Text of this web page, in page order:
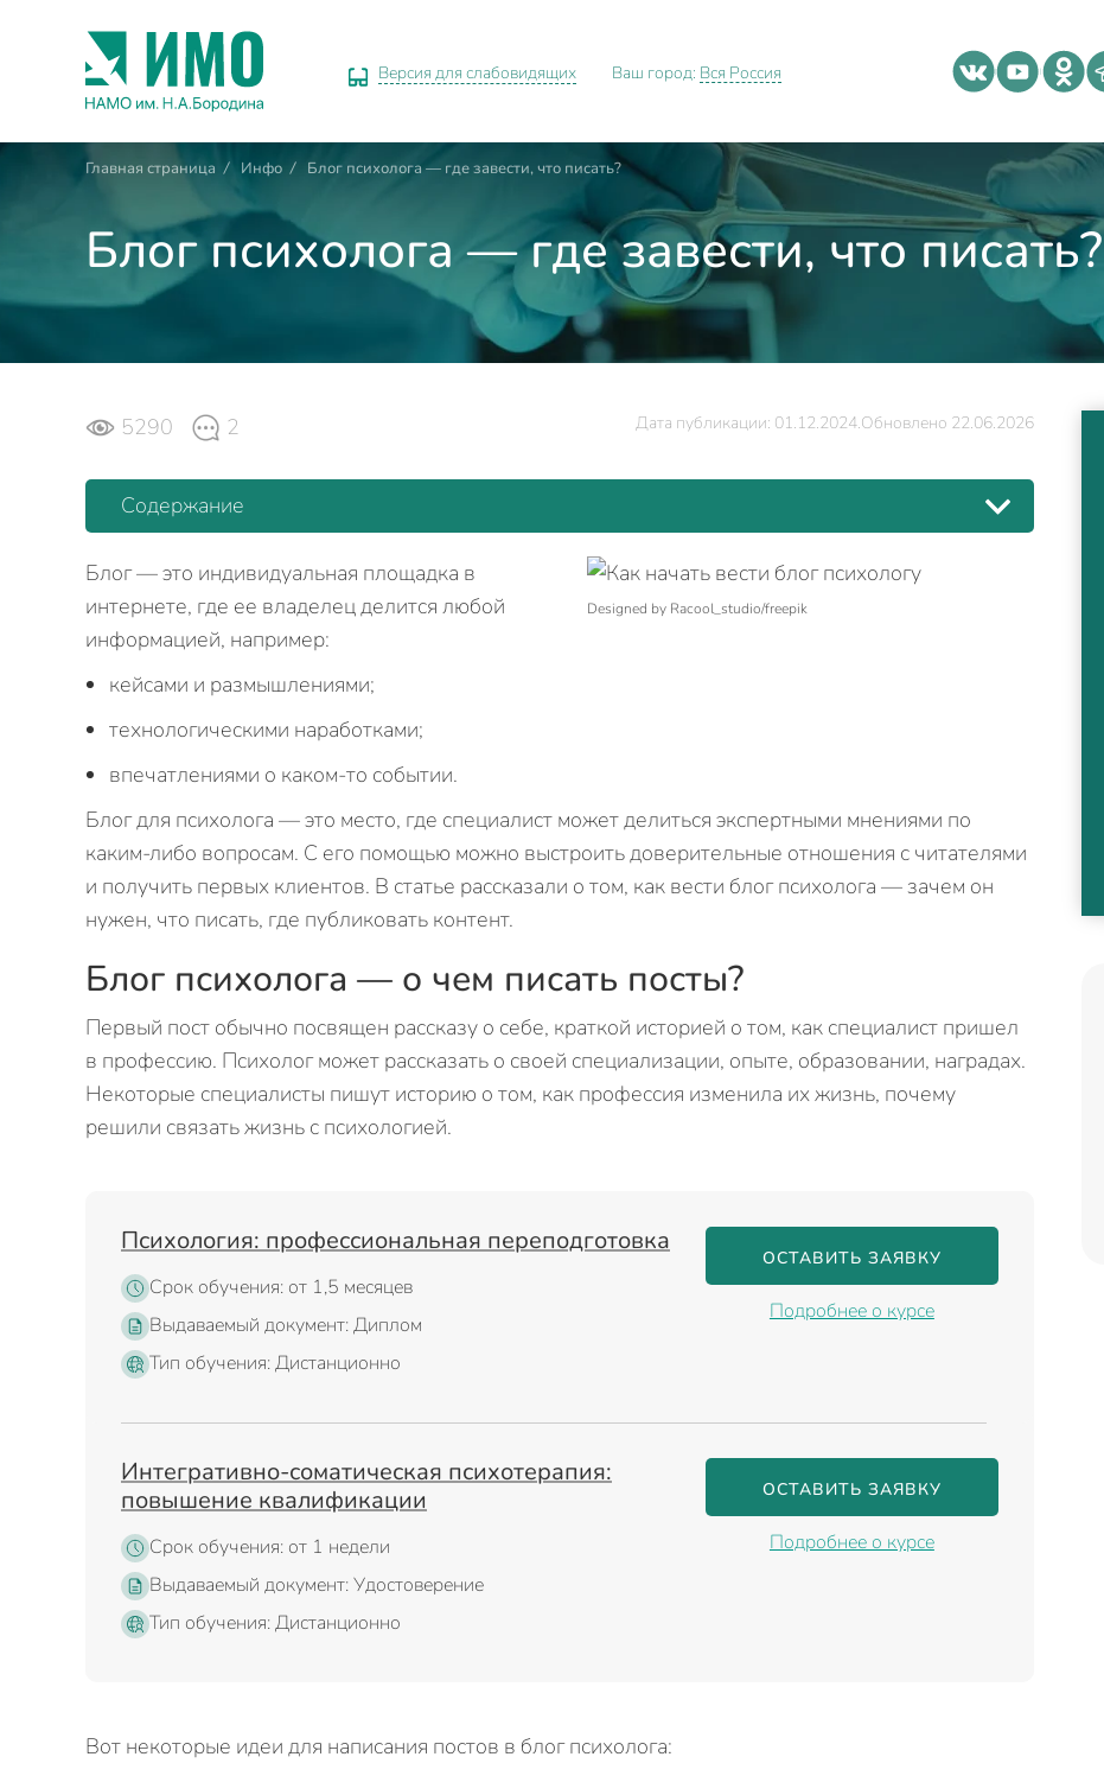
Версия для слабовидящих Ваш город: Вся Россия
Главная страница / Инфо / Блог психолога — где завести, что писать?
Блог психолога — где завести, что писать?
5290 2 Дата публикации: 01.12.2024.Обновлено 22.06.2026
Содержание
Designed by Racool_studio/freepik
Блог — это индивидуальная площадка в
интернете, где ее владелец делится любой
информацией, например:
кейсами и размышлениями;
технологическими наработками;
впечатлениями о каком-то событии.
Блог для психолога — это место, где специалист может делиться экспертными мнениями по
каким-либо вопросам. С его помощью можно выстроить доверительные отношения с читателями
и получить первых клиентов. В статье рассказали о том, как вести блог психолога — зачем он
нужен, что писать, где публиковать контент.
Блог психолога — о чем писать посты?
Первый пост обычно посвящен рассказу о себе, краткой историей о том, как специалист пришел
в профессию. Психолог может рассказать о своей специализации, опыте, образовании, наградах.
Некоторые специалисты пишут историю о том, как профессия изменила их жизнь, почему
решили связать жизнь с психологией.
Психология: профессиональная переподготовка
Срок обучения: от 1,5 месяцев
Выдаваемый документ: Диплом
Тип обучения: Дистанционно
ОСТАВИТЬ ЗАЯВКУ
Подробнее о курсе
Интегративно-соматическая психотерапия:
повышение квалификации
Срок обучения: от 1 недели
Выдаваемый документ: Удостоверение
Тип обучения: Дистанционно
ОСТАВИТЬ ЗАЯВКУ
Подробнее о курсе
Вот некоторые идеи для написания постов в блог психолога: